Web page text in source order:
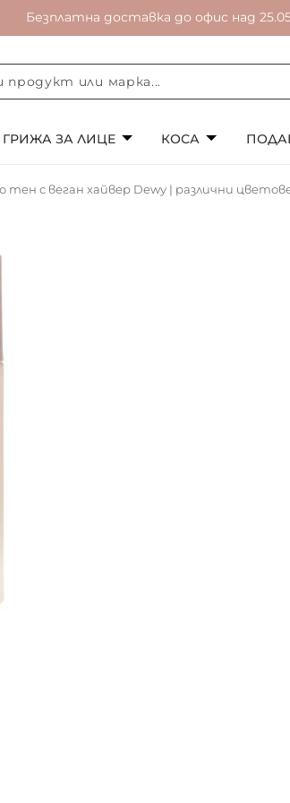
Безплатна доставка до офис над
ГРИЖА ЗА ЛИЦЕ КОСА
тен с веган хайвер Dewy | различни